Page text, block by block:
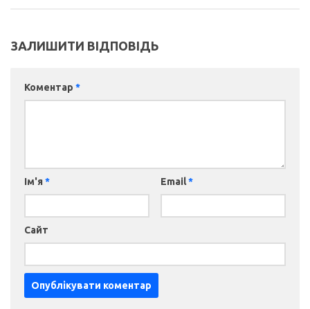
ЗАЛИШИТИ ВІДПОВІДЬ
Коментар *
Ім'я * Email*
Сайт